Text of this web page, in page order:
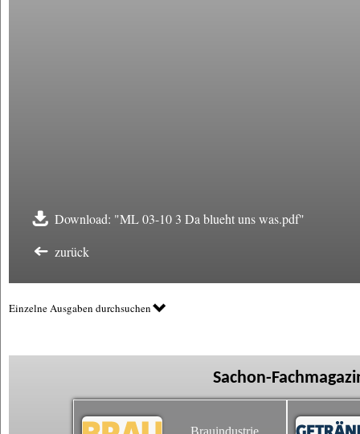
Download: "ML 03-10 3 Da blueht uns was.pdf"
zurück
Einzelne Ausgaben durchsuchen
Sachon-
Brauindustrie